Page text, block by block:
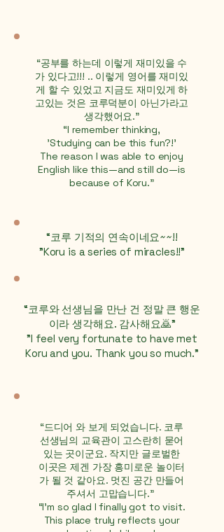
“공부를 하는데 이렇게 재미있을 수
가 있다고!!! .. 이렇게 영어를 재미있
게 할 수 있었고 지금도 재미있게 하
고있는 것은 코루덕분이 아닌가라고
생각했어요.”
“I remember thinking,
'Studying can be this fun?!'
The reason I was able to enjoy
English like this—and still do—is
because of Koru."
“코루 기적의 연속이네요~~!!
"Koru is a series of miracles!!"
“코루와 선생님을 만난 건 정말 큰 행운
이라 생각해요. 감사해요🙇”
"I feel very fortunate to have met
Koru and you. Thank you so much."
“드디어 와 보게 되었습니다. 코루
선생님의 교육관이 고스란히 묻어
있는 곳이군요. 작지만 글로벌한
이곳은 제겐 가장 흥미로운 놀이터
가 될 것 같아요. 멋진 공간 만들어
주셔서 고맙습니다."
“I’m so glad I finally got to visit.
This place truly reflects your